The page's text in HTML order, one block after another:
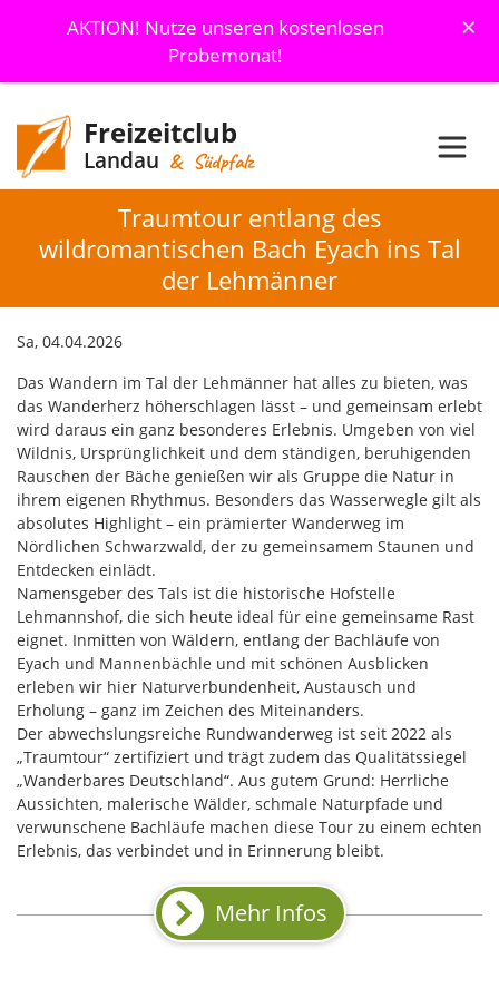
AKTION! Nutze unseren kostenlosen
Probemonat!
×
Freizeitclub
Landau & Südpfalz
Traumtour entlang des
wildromantischen Bach Eyach ins Tal
der Lehmänner
Sa, 04.04.2026
Das Wandern im Tal der Lehmänner hat alles zu bieten, was
das Wanderherz höherschlagen lässt – und gemeinsam erlebt
wird daraus ein ganz besonderes Erlebnis. Umgeben von viel
Wildnis, Ursprünglichkeit und dem ständigen, beruhigenden
Rauschen der Bäche genießen wir als Gruppe die Natur in
ihrem eigenen Rhythmus. Besonders das Wasserwegle gilt als
absolutes Highlight – ein prämierter Wanderweg im
Nördlichen Schwarzwald, der zu gemeinsamem Staunen und
Entdecken einlädt.
Namensgeber des Tals ist die historische Hofstelle
Lehmannshof, die sich heute ideal für eine gemeinsame Rast
eignet. Inmitten von Wäldern, entlang der Bachläufe von
Eyach und Mannenbächle und mit schönen Ausblicken
erleben wir hier Naturverbundenheit, Austausch und
Erholung – ganz im Zeichen des Miteinanders.
Der abwechslungsreiche Rundwanderweg ist seit 2022 als
„Traumtour“ zertifiziert und trägt zudem das Qualitätssiegel
„Wanderbares Deutschland“. Aus gutem Grund: Herrliche
Aussichten, malerische Wälder, schmale Naturpfade und
verwunschene Bachläufe machen diese Tour zu einem echten
Erlebnis, das verbindet und in Erinnerung bleibt.
Mehr Infos